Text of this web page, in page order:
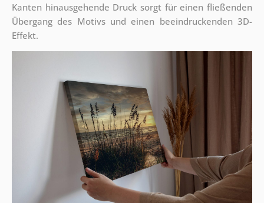
Kanten hinausgehende Druck sorgt für einen fließenden
Übergang des Motivs und einen beeindruckenden 3D-
Effekt.